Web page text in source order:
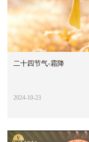
二十四节气-霜降
2024-10-23